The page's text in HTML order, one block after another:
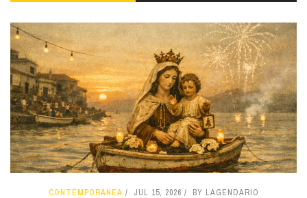
CONTEMPORÁNEA JUL 15, 2026 BY LAGENDARIO